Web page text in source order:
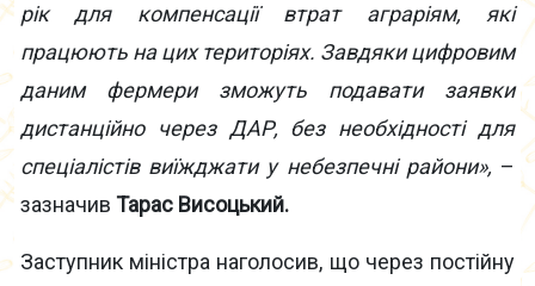
рік для компенсації втрат аграріям, які
працюють на цих територіях. Завдяки цифровим
даним фермери зможуть подавати заявки
дистанційно через ДАР, без необхідності для
спеціалістів виїжджати у небезпечні райони», –
зазначив Тарас Висоцький.
Заступник міністра наголосив, що через постійну